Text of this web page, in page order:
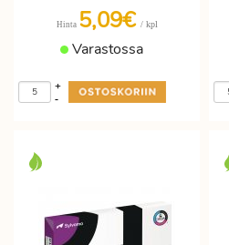
Hinta 5,09€ / kpl
Varastossa
-
+